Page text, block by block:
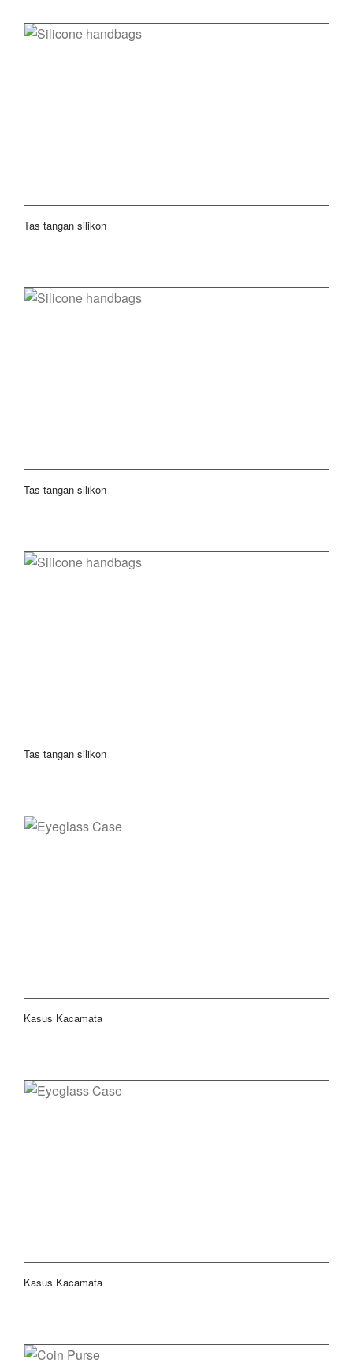
Tas tangan silikon
Tas tangan silikon
Tas tangan silikon
Kasus Kacamata
Kasus Kacamata